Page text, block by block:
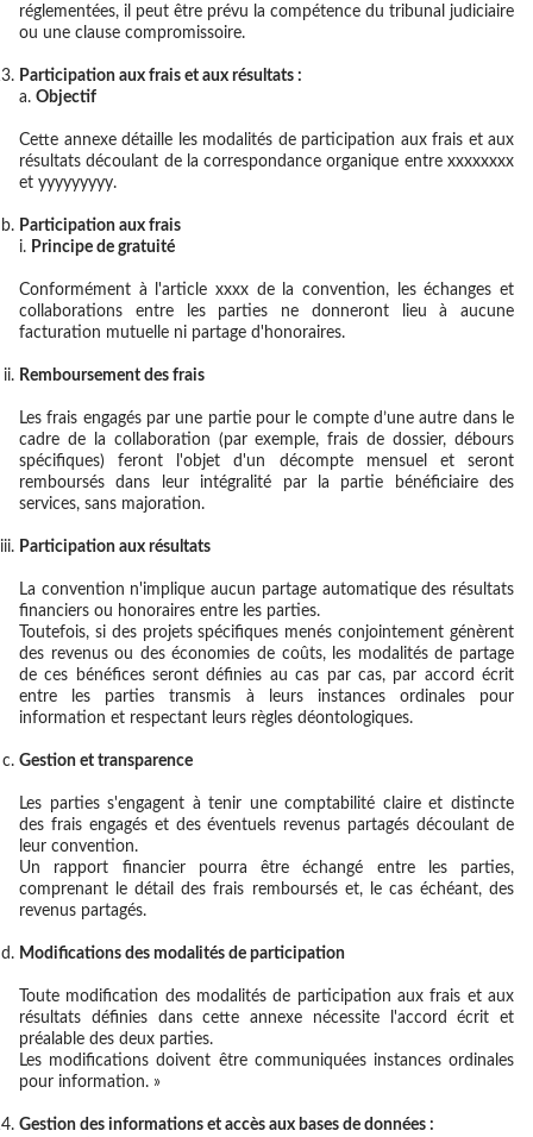
réglementées, il peut être prévu la compétence du tribunal judiciaire
ou une clause compromissoire.
Participation aux frais et aux résultats :
Objectif
Cette annexe détaille les modalités de participation aux frais et aux
résultats découlant de la correspondance organique entre xxxxxxxx
et yyyyyyyyy.
Participation aux frais
Principe de gratuité
Conformément à l'article xxxx de la convention, les échanges et
collaborations entre les parties ne donneront lieu à aucune
facturation mutuelle ni partage d'honoraires.
Remboursement des frais
Les frais engagés par une partie pour le compte d’une autre dans le
cadre de la collaboration (par exemple, frais de dossier, débours
spécifiques) feront l'objet d'un décompte mensuel et seront
remboursés dans leur intégralité par la partie bénéficiaire des
services, sans majoration.
Participation aux résultats
La convention n'implique aucun partage automatique des résultats
financiers ou honoraires entre les parties.
Toutefois, si des projets spécifiques menés conjointement génèrent
des revenus ou des économies de coûts, les modalités de partage
de ces bénéfices seront définies au cas par cas, par accord écrit
entre les parties transmis à leurs instances ordinales pour
information et respectant leurs règles déontologiques.
Gestion et transparence
Les parties s'engagent à tenir une comptabilité claire et distincte
des frais engagés et des éventuels revenus partagés découlant de
leur convention.
Un rapport financier pourra être échangé entre les parties,
comprenant le détail des frais remboursés et, le cas échéant, des
revenus partagés.
Modifications des modalités de participation
Toute modification des modalités de participation aux frais et aux
résultats définies dans cette annexe nécessite l'accord écrit et
préalable des deux parties.
Les modifications doivent être communiquées instances ordinales
pour information. »
Gestion des informations et accès aux bases de données :